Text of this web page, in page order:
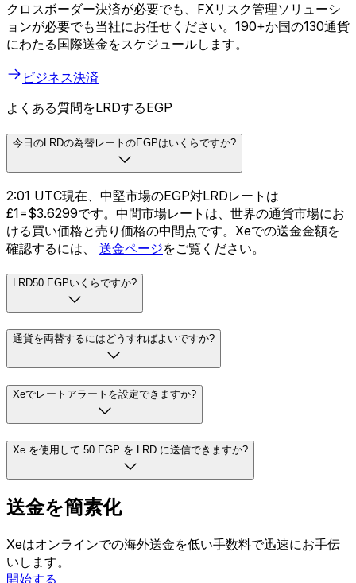
クロスボーダー決済が必要でも、FXリスク管理ソリューシ
ョンが必要でも当社にお任せください。190+か国の130通貨
にわたる国際送金をスケジュールします。
ビジネス決済
よくある質問をLRDするEGP
今日のLRDの為替レートのEGPはいくらですか?
2:01 UTC現在、中堅市場のEGP対LRDレートは
£1=$3.6299です。中間市場レートは、世界の通貨市場にお
ける買い価格と売り価格の中間点です。Xeでの送金金額を
確認するには、 送金ページをご覧ください。
LRD50 EGPいくらですか?
通貨を両替するにはどうすればよいですか?
Xeでレートアラートを設定できますか?
Xe を使用して 50 EGP を LRD に送信できますか?
送金を簡素化
Xeはオンラインでの海外送金を低い手数料で迅速にお手伝
いします。
開始する